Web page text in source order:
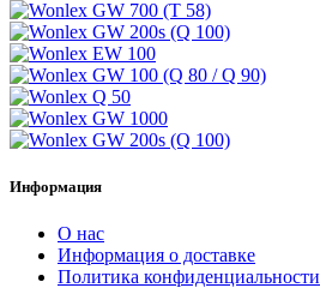
Информация
О нас
Информация о доставке
Политика конфиденциальности